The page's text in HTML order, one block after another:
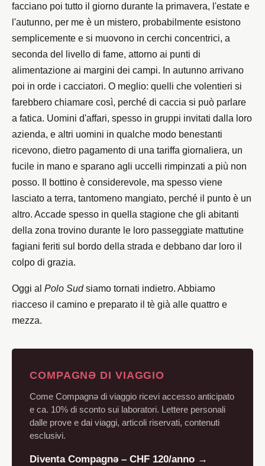
facciano poi tutto il giorno durante la primavera, l'estate e
l'autunno, per me è un mistero, probabilmente esistono
semplicemente e si muovono in cerchi concentrici, a
seconda del livello di fame, attorno ai punti di
alimentazione ai margini dei campi. In autunno arrivano
poi in orde i cacciatori. O meglio: quelli che volentieri si
farebbero chiamare così, perché di caccia si può parlare
a fatica. Uomini d'affari, spesso in gruppi invitati dalla loro
azienda, e altri uomini in qualche modo benestanti
ricevono, dietro pagamento di una tariffa giornaliera, un
fucile in mano e sparano agli uccelli rimpinzati a più non
posso. Il bottino è considerevole, ma spesso viene
lasciato a terra, tantomeno mangiato, perché il punto è un
altro. Accade spesso in quella stagione che gli abitanti
della zona trovino durante le loro passeggiate mattutine
fagiani feriti sul bordo della strada e debbano dar loro il
colpo di grazia.
Oggi alPolo Sudsiamo tornati indietro. Abbiamo
riacceso il camino e preparato il tè già alle quattro e
mezza.
COMPAGNƏ DI VIAGGIO
Come Compagnə di viaggio ricevi accesso anticipato
e ca. 10% di sconto sui laboratori. Lettere personali
dalle prove e dai viaggi, articoli riservati, contenuti
esclusivi.
Diventa Compagnə – CHF 120/anno →